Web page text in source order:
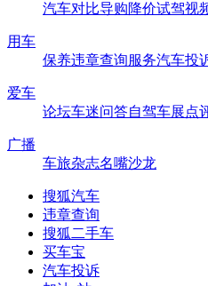
汽车对比导购降价试驾视
用车
保养违章查询服务汽车投
爱车
论坛车迷问答自驾车展点
广播
车旅杂志名嘴沙龙
搜狐汽车
违章查询
搜狐二手车
买车宝
汽车投诉